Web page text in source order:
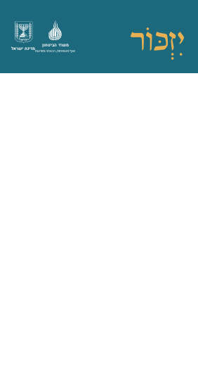
מדינת ישראל
משרד הביטחון
אגף משפחות, הנצחה ומורשת